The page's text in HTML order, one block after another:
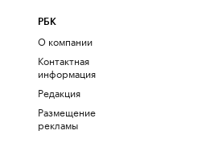
РБК
О компании
Контактная
информация
Редакция
Размещение
рекламы